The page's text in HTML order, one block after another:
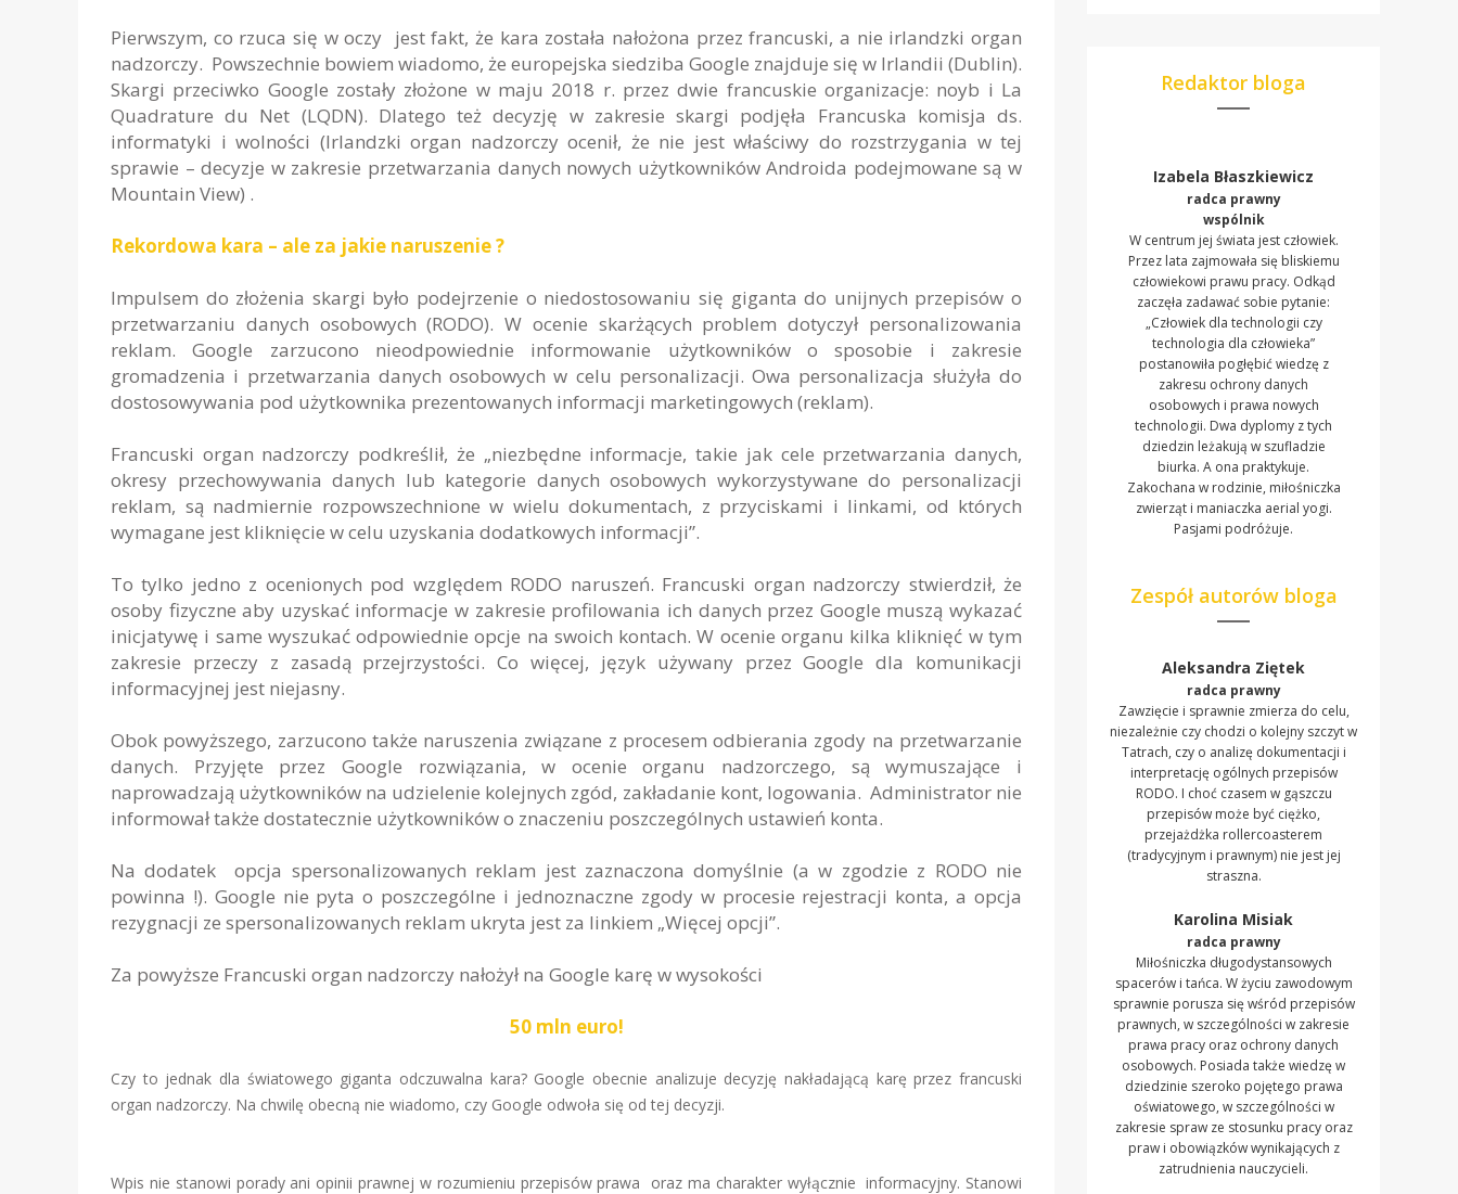
Pierwszym, co rzuca się w oczy jest fakt, że kara została nałożona przez francuski, a nie irlandzki organ
nadzorczy. Powszechnie bowiem wiadomo, że europejska siedziba Google znajduje się w Irlandii (Dublin).
Skargi przeciwko Google zostały złożone w maju 2018 r. przez dwie francuskie organizacje: noyb i La
Quadrature du Net (LQDN). Dlatego też decyzję w zakresie skargi podjęła Francuska komisja ds.
informatyki i wolności (Irlandzki organ nadzorczy ocenił, że nie jest właściwy do rozstrzygania w tej
sprawie – decyzje w zakresie przetwarzania danych nowych użytkowników Androida podejmowane są w
Mountain View) .
Rekordowa kara – ale za jakie naruszenie ?
Impulsem do złożenia skargi było podejrzenie o niedostosowaniu się giganta do unijnych przepisów o
przetwarzaniu danych osobowych (RODO). W ocenie skarżących problem dotyczył personalizowania
reklam. Google zarzucono nieodpowiednie informowanie użytkowników o sposobie i zakresie
gromadzenia i przetwarzania danych osobowych w celu personalizacji. Owa personalizacja służyła do
dostosowywania pod użytkownika prezentowanych informacji marketingowych (reklam).
Francuski organ nadzorczy podkreślił, że „niezbędne informacje, takie jak cele przetwarzania danych,
okresy przechowywania danych lub kategorie danych osobowych wykorzystywane do personalizacji
reklam, są nadmiernie rozpowszechnione w wielu dokumentach, z przyciskami i linkami, od których
wymagane jest kliknięcie w celu uzyskania dodatkowych informacji”.
To tylko jedno z ocenionych pod względem RODO naruszeń. Francuski organ nadzorczy stwierdził, że
osoby fizyczne aby uzyskać informacje w zakresie profilowania ich danych przez Google muszą wykazać
inicjatywę i same wyszukać odpowiednie opcje na swoich kontach. W ocenie organu kilka kliknięć w tym
zakresie przeczy z zasadą przejrzystości. Co więcej, język używany przez Google dla komunikacji
informacyjnej jest niejasny.
Obok powyższego, zarzucono także naruszenia związane z procesem odbierania zgody na przetwarzanie
danych. Przyjęte przez Google rozwiązania, w ocenie organu nadzorczego, są wymuszające i
naprowadzają użytkowników na udzielenie kolejnych zgód, zakładanie kont, logowania. Administrator nie
informował także dostatecznie użytkowników o znaczeniu poszczególnych ustawień konta.
Na dodatek opcja spersonalizowanych reklam jest zaznaczona domyślnie (a w zgodzie z RODO nie
powinna !). Google nie pyta o poszczególne i jednoznaczne zgody w procesie rejestracji konta, a opcja
rezygnacji ze spersonalizowanych reklam ukryta jest za linkiem „Więcej opcji”.
Za powyższe Francuski organ nadzorczy nałożył na Google karę w wysokości
50 mln euro!
Czy to jednak dla światowego giganta odczuwalna kara? Google obecnie analizuje decyzję nakładającą karę przez francuski
organ nadzorczy. Na chwilę obecną nie wiadomo, czy Google odwoła się od tej decyzji.
Wpis nie stanowi porady ani opinii prawnej w rozumieniu przepisów prawa oraz ma charakter wyłącznie informacyjny. Stanowi
Redaktor bloga
Izabela Błaszkiewicz
radca prawny
wspólnik
W centrum jej świata jest człowiek.
Przez lata zajmowała się bliskiemu
człowiekowi prawu pracy. Odkąd
zaczęła zadawać sobie pytanie:
„Człowiek dla technologii czy
technologia dla człowieka”
postanowiła pogłębić wiedzę z
zakresu ochrony danych
osobowych i prawa nowych
technologii. Dwa dyplomy z tych
dziedzin leżakują w szufladzie
biurka. A ona praktykuje.
Zakochana w rodzinie, miłośniczka
zwierząt i maniaczka aerial yogi.
Pasjami podróżuje.
Zespół autorów bloga
Aleksandra Ziętek
radca prawny
Zawzięcie i sprawnie zmierza do celu,
niezależnie czy chodzi o kolejny szczyt w
Tatrach, czy o analizę dokumentacji i
interpretację ogólnych przepisów
RODO. I choć czasem w gąszczu
przepisów może być ciężko,
przejażdżka rollercoasterem
(tradycyjnym i prawnym) nie jest jej
straszna.
Karolina Misiak
radca prawny
Miłośniczka długodystansowych
spacerów i tańca. W życiu zawodowym
sprawnie porusza się wśród przepisów
prawnych, w szczególności w zakresie
prawa pracy oraz ochrony danych
osobowych. Posiada także wiedzę w
dziedzinie szeroko pojętego prawa
oświatowego, w szczególności w
zakresie spraw ze stosunku pracy oraz
praw i obowiązków wynikających z
zatrudnienia nauczycieli.